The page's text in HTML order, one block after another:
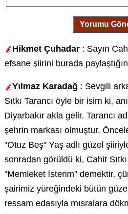
Yorumu
Hikmet Çuhadar: Sayın
efsane şiirini burada
Yılmaz Karadağ : Sevgili
Sıtkı Tarancı öyle bir isim ki,
Diyarbakır akla gelir. Tarancı
şehrin markası olmuştur.
"Otuz Beş" Yaş adlı güzel
sonradan görüldü ki, Cahit
"Memleket İsterim" demektir,
şairimiz yüreğindeki bütün
ressam edasıyla mısralara